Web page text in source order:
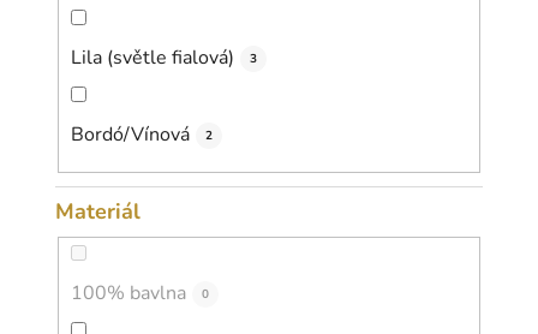
Lila (světle fialová) 3
Bordó/Vínová 2
Materiál
100% bavlna 0